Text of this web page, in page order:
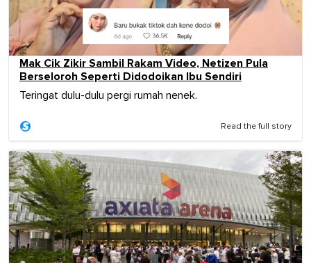
Mak Cik Zikir Sambil Rakam Video, Netizen Pula
Berseloroh Seperti Didodoikan Ibu Sendiri
Teringat dulu-dulu pergi rumah nenek.
Read the full story